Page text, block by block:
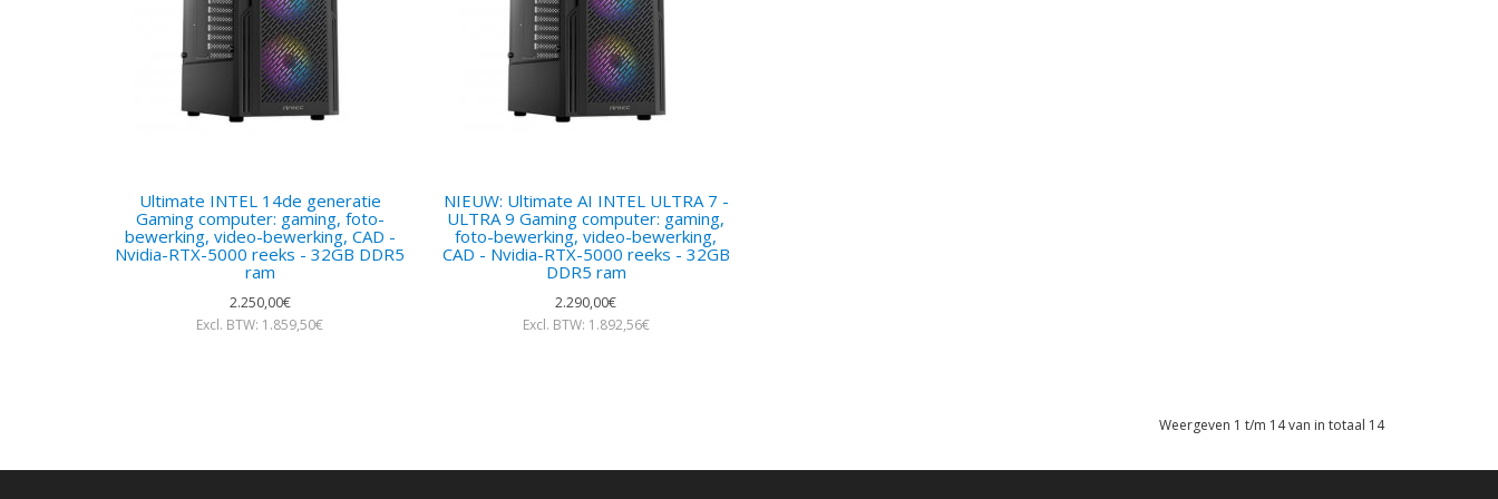
Ultimate INTEL 14de generatie
Gaming computer: gaming, foto-
bewerking, video-bewerking, CAD -
Nvidia-RTX-5000 reeks - 32GB DDR5
ram
2.250,00€
Excl. BTW: 1.859,50€
NIEUW: Ultimate AI INTEL ULTRA 7 -
ULTRA 9 Gaming computer: gaming,
foto-bewerking, video-bewerking,
CAD - Nvidia-RTX-5000 reeks - 32GB
DDR5 ram
2.290,00€
Excl. BTW: 1.892,56€
Weergeven 1 t/m 14 van in totaal 14